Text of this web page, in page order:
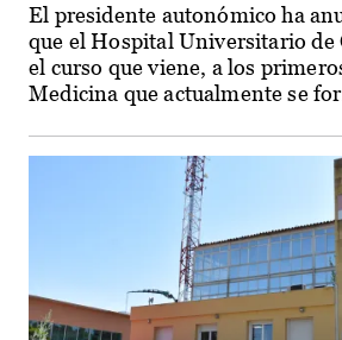
El presidente autonómico ha
que el Hospital Universitario de
el curso que viene, a los
Medicina que actualmente se